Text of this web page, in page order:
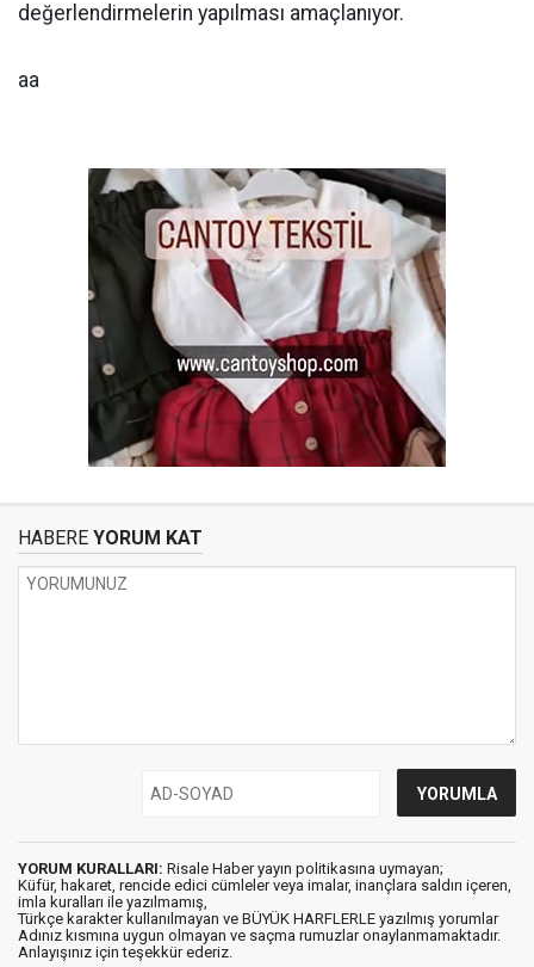
değerlendirmelerin yapılması amaçlanıyor.
aa
HABERE YORUM KAT
YORUM KURALLARI: Risale Haber yayın politikasına uymayan;
Küfür, hakaret, rencide edici cümleler veya imalar, inançlara saldırı içeren,
imla kuralları ile yazılmamış,
Türkçe karakter kullanılmayan ve BÜYÜK HARFLERLE yazılmış yorumlar
Adınız kısmına uygun olmayan ve saçma rumuzlar onaylanmamaktadır.
Anlayışınız için teşekkür ederiz.